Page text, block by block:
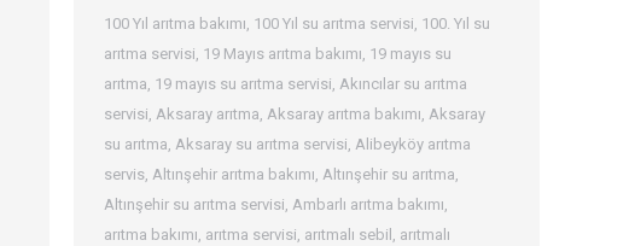
100 Yıl arıtma bakımı, 100 Yıl su arıtma servisi, 100. Yıl su
arıtma servisi, 19 Mayıs arıtma bakımı, 19 mayıs su
arıtma, 19 mayıs su arıtma servisi, Akıncılar su arıtma
servisi, Aksaray arıtma, Aksaray arıtma bakımı, Aksaray
su arıtma, Aksaray su arıtma servisi, Alibeyköy arıtma
servis, Altınşehir arıtma bakımı, Altınşehir su arıtma,
Altınşehir su arıtma servisi, Ambarlı arıtma bakımı,
arıtma bakımı, arıtma servisi, arıtmalı sebil , arıtmalı